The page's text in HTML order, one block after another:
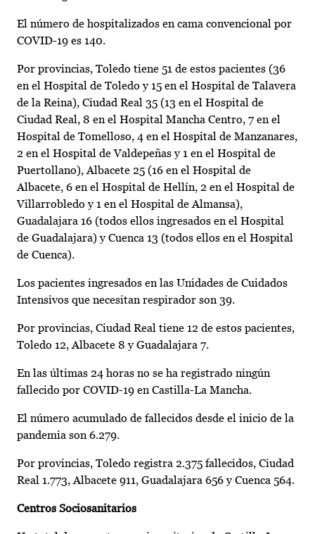
El número de hospitalizados en cama convencional por
COVID-19 es 140.
Por provincias, Toledo tiene 51 de estos pacientes (36
en el Hospital de Toledo y 15 en el Hospital de Talavera
de la Reina), Ciudad Real 35 (13 en el Hospital de
Ciudad Real, 8 en el Hospital Mancha Centro, 7 en el
Hospital de Tomelloso, 4 en el Hospital de Manzanares,
2 en el Hospital de Valdepeñas y 1 en el Hospital de
Puertollano), Albacete 25 (16 en el Hospital de
Albacete, 6 en el Hospital de Hellín, 2 en el Hospital de
Villarrobledo y 1 en el Hospital de Almansa),
Guadalajara 16 (todos ellos ingresados en el Hospital
de Guadalajara) y Cuenca 13 (todos ellos en el Hospital
de Cuenca).
Los pacientes ingresados en las Unidades de Cuidados
Intensivos que necesitan respirador son 39.
Por provincias, Ciudad Real tiene 12 de estos pacientes,
Toledo 12, Albacete 8 y Guadalajara 7.
En las últimas 24 horas no se ha registrado ningún
fallecido por COVID-19 en Castilla-La Mancha.
El número acumulado de fallecidos desde el inicio de la
pandemia son 6.279.
Por provincias, Toledo registra 2.375 fallecidos, Ciudad
Real 1.773, Albacete 911, Guadalajara 656 y Cuenca 564.
Centros Sociosanitarios